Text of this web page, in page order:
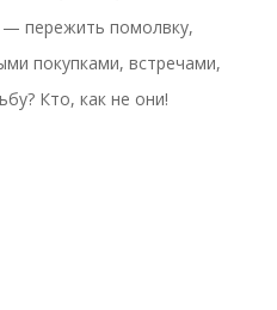
— пережить помолвку,
покупками, встречами,
Кто, как не они!